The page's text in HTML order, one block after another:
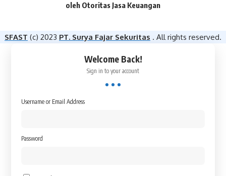
oleh Otoritas Jasa Keuangan​
SFAST (c) 2023 PT. Surya Fajar Sekuritas . All rights reserved.
Welcome Back!
Sign in to your account
Username or Email Address
Password